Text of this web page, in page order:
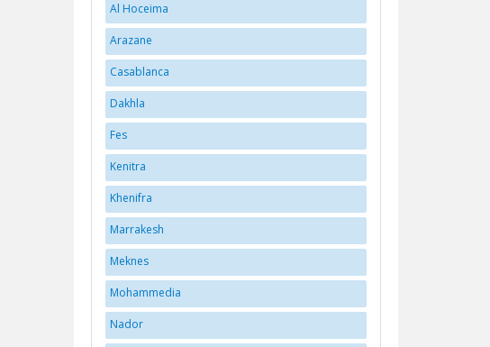
Al Hoceima
Arazane
Casablanca
Dakhla
Fes
Kenitra
Khenifra
Marrakesh
Meknes
Mohammedia
Nador